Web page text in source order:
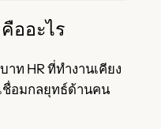
คืออะไร
าท HR ที่ทำงานเคียง
ชื่อมกลยุทธ์ด้านคน